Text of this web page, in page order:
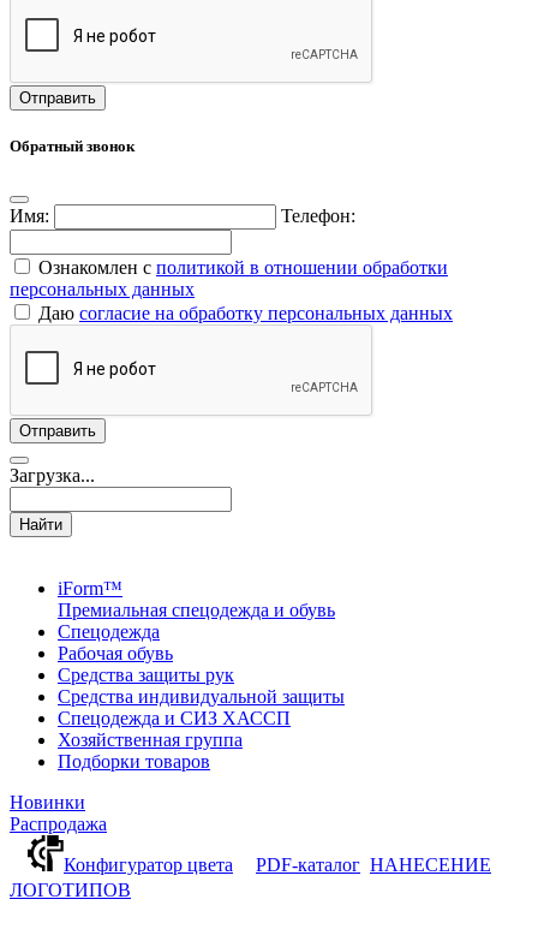
Обратный звонок
Имя: Телефон:
Ознакомлен с политикой в отношении обработки
персональных данных
Даю согласие на обработку персональных данных
Загрузка...
Найти
iForm™
Премиальная спецодежда и обувь
Спецодежда
Рабочая обувь
Средства защиты рук
Средства индивидуальной защиты
Спецодежда и СИЗ ХАССП
Хозяйственная группа
Подборки товаров
Новинки
Распродажа
Конфигуратор цвета
PDF-каталог НАНЕСЕНИЕ
ЛОГОТИПОВ